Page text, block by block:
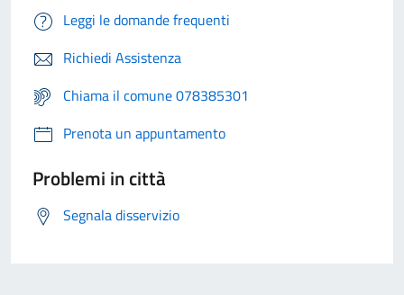
Leggi le domande frequenti
Richiedi Assistenza
Chiama il comune 078385301
Prenota un appuntamento
Problemi in città
Segnala disservizio